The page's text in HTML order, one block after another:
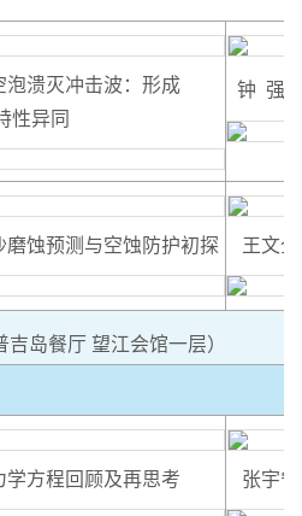
泡溃灭冲击波：形成
性异同
钟 强
磨蚀预测与空蚀防护初探 王文全
吉岛餐厅 望江会馆一层）
学方程回顾及再思考 张宇宁